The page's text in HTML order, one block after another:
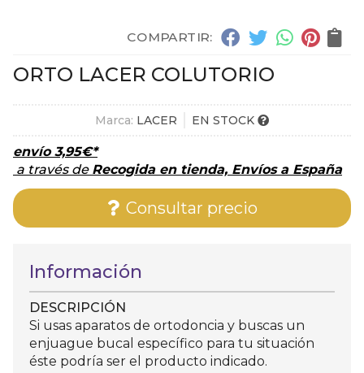
COMPARTIR:
ORTO LACER COLUTORIO
Marca: LACER EN STOCK
envío3,95€*
a través de Recogida en tienda, Envíos a España
Consultar precio
Información
DESCRIPCIÓN
Si usas aparatos de ortodoncia y buscas un
enjuague bucal específico para tu situación
éste podría ser el producto indicado.